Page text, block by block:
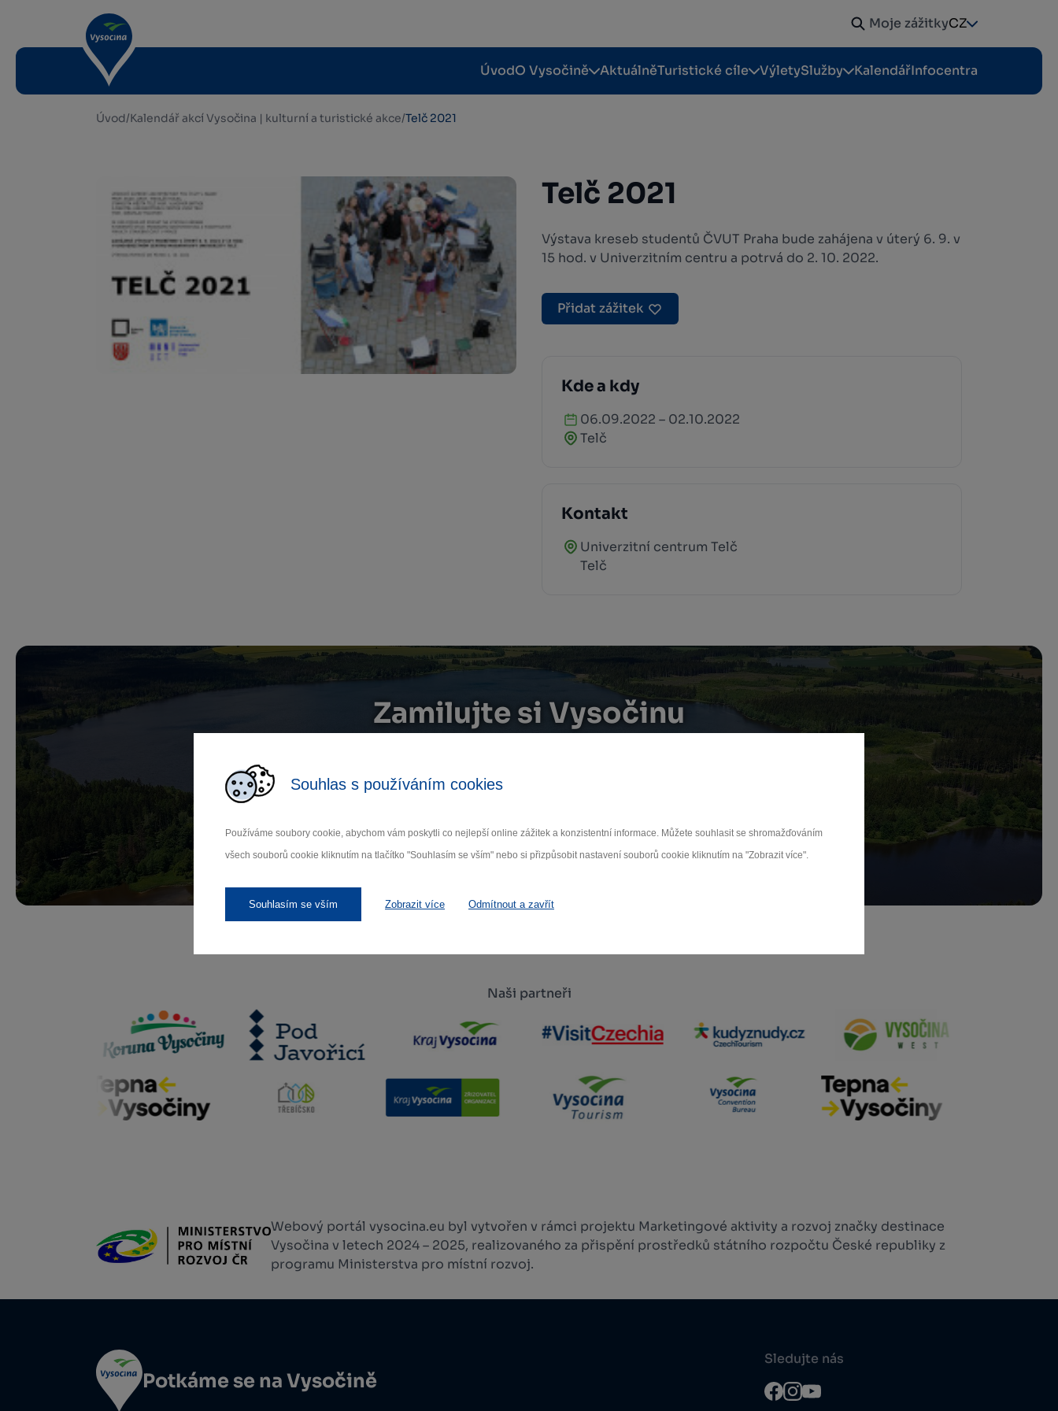
Souhlas s používáním cookies
Používáme soubory cookie, abychom vám poskytli co nejlepší online zážitek a konzistentní informace. Můžete souhlasit se shromažďováním
všech souborů cookie kliknutím na tlačítko "Souhlasím se vším" nebo si přizpůsobit nastavení souborů cookie kliknutím na "Zobrazit více".
Souhlasím se vším Zobrazit více Odmítnout a zavřít
Moje zážitkyCZ
ÚvodO Vysočině AktuálněTuristické cíle VýletySlužby KalendářInfocentra
Úvod/Kalendář akcí Vysočina | kulturní a turistické akce/Telč 2021
Telč 2021
Výstava kreseb studentů ČVUT Praha bude zahájena v úterý 6. 9. v
15 hod. v Univerzitním centru a potrvá do 2. 10. 2022.
Přidat zážitek
Kde a kdy
06.09.2022 – 02.10.2022
Telč
Kontakt
Univerzitní centrum Telč
Telč
Zamilujte si Vysočinu
Záleží nám na ochraně osobních údajů.
Naši partneři
Webový portál vysocina.eu byl vytvořen v rámci projektu Marketingové aktivity a rozvoj značky destinace
Vysočina v letech 2024 – 2025, realizovaného za přispění prostředků státního rozpočtu České republiky z
programu Ministerstva pro místní rozvoj.
Potkáme se na Vysočině
Sledujte nás